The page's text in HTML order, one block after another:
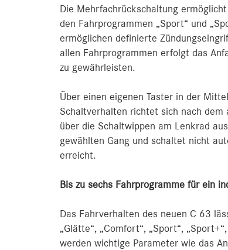
Die Mehrfachrückschaltung
den Fahrprogrammen „Sport“ und
ermöglichen definierte
allen Fahrprogrammen erfolgt das
zu gewährleisten.
Über einen eigenen Taster in der
Schaltverhalten richtet sich nach dem
über die Schaltwippen am Lenkrad
gewählten Gang und schaltet nicht
erreicht.
Bis zu sechs Fahrprogramme für ein
Das Fahrverhalten des neuen C 63
„Glätte“, „Comfort“, „Sport“,
werden wichtige Parameter wie das